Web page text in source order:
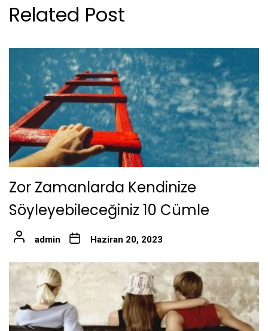
Related Post
Zor Zamanlarda Kendinize
Söyleyebileceğiniz 10 Cümle
admin Haziran 20, 2023